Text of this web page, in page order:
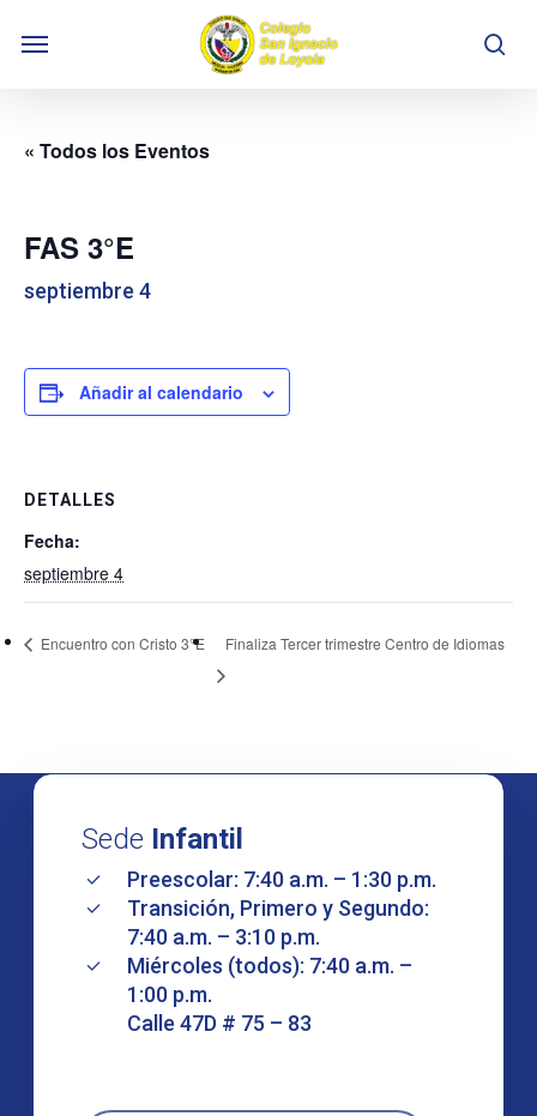
Menu
« Todos los Eventos
FAS 3°E
septiembre 4
Añadir al calendario
DETALLES
Fecha:
septiembre 4
Encuentro con Cristo 3°E Finaliza Tercer trimestre Centro de Idiomas
Sede Infantil
Preescolar: 7:40 a.m. – 1:30 p.m.
Transición, Primero y Segundo:
7:40 a.m. – 3:10 p.m.
Miércoles (todos): 7:40 a.m. –
1:00 p.m.
Calle 47D # 75 – 83